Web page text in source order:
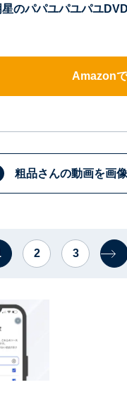
のパパユパユパユ
Amazon
粗品さんの動画を画
2 3